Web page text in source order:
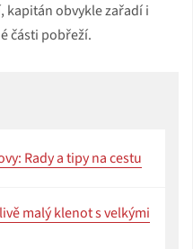
kapitán obvykle zařadí i
části pobřeží.
Rady a tipy na cestu
malý klenot s velkými